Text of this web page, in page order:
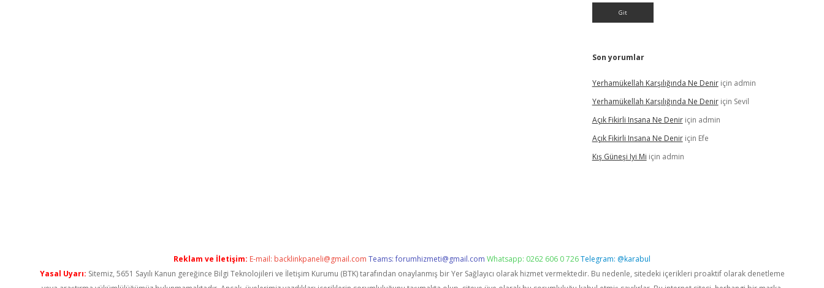
Son yorumlar
Yerhamükellah Karşılığında Ne Deniriçin admin
Yerhamükellah Karşılığında Ne Deniriçin Sevil
Açık Fikirli Insana Ne Deniriçin admin
Açık Fikirli Insana Ne Deniriçin Efe
Kış Güneşi Iyi Mi için admin
Reklam ve İletişim: E-mail: backlinkpaneli@gmail.com Teams:forumhizmeti@gmail.com Whatsapp: 0262 606 0 726Telegram: @karabul
Yasal Uyarı: Sitemiz, 5651 Sayılı Kanun gereğince Bilgi Teknolojileri ve İletişim Kurumu (BTK) tarafından onaylanmış bir Yer Sağlayıcı olarak hizmet vermektedir. Bu nedenle, sitedeki içerikleri proaktif olarak denetleme